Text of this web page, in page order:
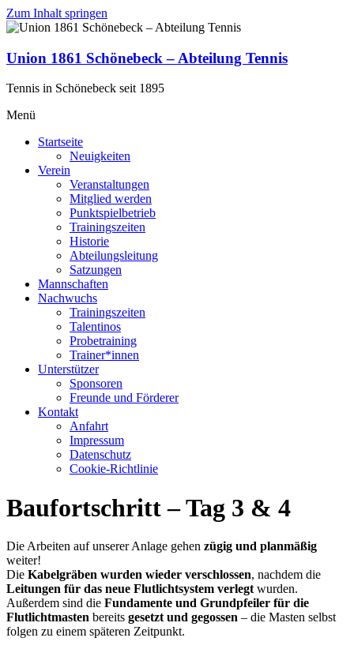
Zum Inhalt springen
Union 1861 Schönebeck – Abteilung Tennis
Tennis in Schönebeck seit 1895
Menü
Startseite
Neuigkeiten
Verein
Veranstaltungen
Mitglied werden
Punktspielbetrieb
Trainingszeiten
Historie
Abteilungsleitung
Satzungen
Mannschaften
Nachwuchs
Trainingszeiten
Talentinos
Probetraining
Trainer*innen
Unterstützer
Sponsoren
Freunde und Förderer
Kontakt
Anfahrt
Impressum
Datenschutz
Cookie-Richtlinie
Baufortschritt – Tag 3 & 4
Die Arbeiten auf unserer Anlage gehen zügig und planmäßig
weiter!
Die Kabelgräben wurden wieder verschlossen, nachdem die
Leitungen für das neue Flutlichtsystem verlegt wurden.
Außerdem sind die Fundamente und Grundpfeiler für die
Flutlichtmasten bereits gesetzt und gegossen – die Masten selbst
folgen zu einem späteren Zeitpunkt.